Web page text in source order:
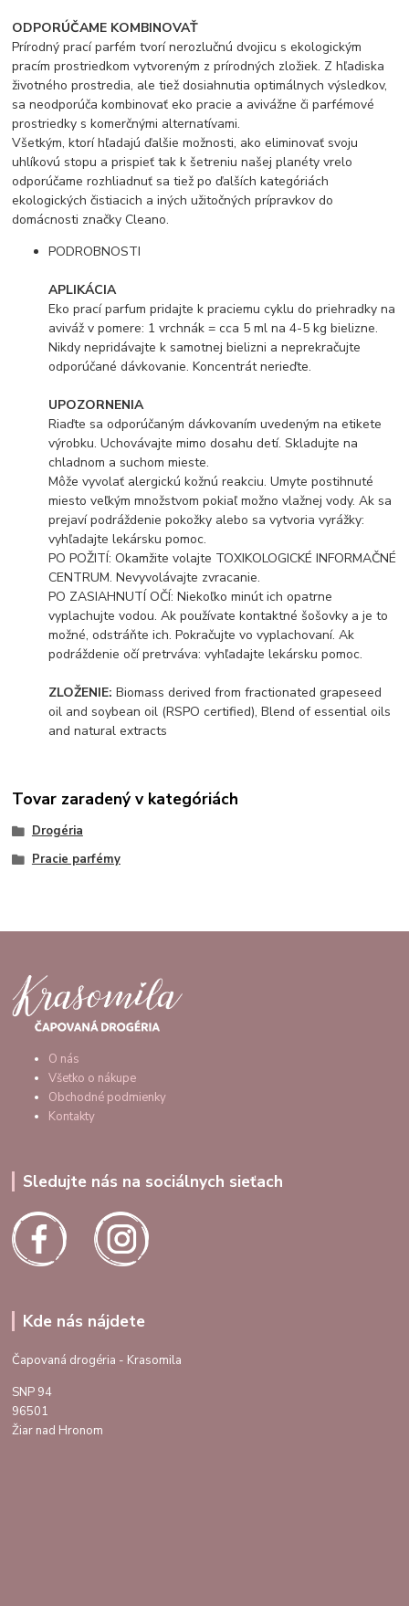
ODPORÚČAME KOMBINOVAŤ
Prírodný prací parfém tvorí nerozlučnú dvojicu s ekologickým
pracím prostriedkom vytvoreným z prírodných zložiek. Z hľadiska
životného prostredia, ale tiež dosiahnutia optimálnych výsledkov,
sa neodporúča kombinovať eko pracie a avivážne či parfémové
prostriedky s komerčnými alternatívami.
Všetkým, ktorí hľadajú ďalšie možnosti, ako eliminovať svoju
uhlíkovú stopu a prispieť tak k šetreniu našej planéty vrelo
odporúčame rozhliadnuť sa tiež po ďalších kategóriách
ekologických čistiacich a iných užitočných prípravkov do
domácnosti značky Cleano.
PODROBNOSTI
APLIKÁCIA
Eko prací parfum pridajte k praciemu cyklu do priehradky na
aviváž v pomere: 1 vrchnák = cca 5 ml na 4-5 kg bielizne.
Nikdy nepridávajte k samotnej bielizni a neprekračujte
odporúčané dávkovanie. Koncentrát nerieďte.
UPOZORNENIA
Riaďte sa odporúčaným dávkovaním uvedeným na etikete
výrobku. Uchovávajte mimo dosahu detí. Skladujte na
chladnom a suchom mieste.
Môže vyvolať alergickú kožnú reakciu. Umyte postihnuté
miesto veľkým množstvom pokiaľ možno vlažnej vody. Ak sa
prejaví podráždenie pokožky alebo sa vytvoria vyrážky:
vyhľadajte lekársku pomoc.
PO POŽITÍ: Okamžite volajte TOXIKOLOGICKÉ INFORMAČNÉ
CENTRUM. Nevyvolávajte zvracanie.
PO ZASIAHNUTÍ OČÍ: Niekoľko minút ich opatrne
vyplachujte vodou. Ak používate kontaktné šošovky a je to
možné, odstráňte ich. Pokračujte vo vyplachovaní. Ak
podráždenie očí pretrváva: vyhľadajte lekársku pomoc.
ZLOŽENIE:Biomass derived from fractionated grapeseed
oil and soybean oil (RSPO certified), Blend of essential oils
and natural extracts
Tovar zaradený v kategóriách
Drogéria
Pracie parfémy
O nás
Všetko o nákupe
Obchodné podmienky
Kontakty
Sledujte nás na sociálnych sieťach
Kde nás nájdete
Čapovaná drogéria - Krasomila
SNP 94
96501
Žiar nad Hronom